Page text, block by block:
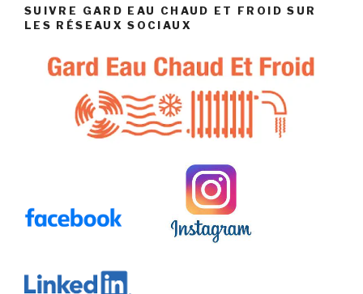
SUIVRE GARD EAU CHAUD ET FROID SUR
LES RÉSEAUX SOCIAUX